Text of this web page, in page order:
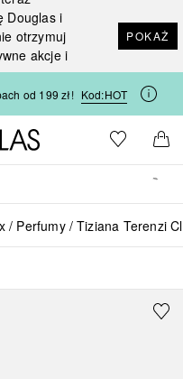
Douglas i
otrzymuj
akcje i
POKAŻ
od 199 zł! Kod:HOT
Strona główna Douglas
Do listyDo
Perfumy Tiziana Terenzi